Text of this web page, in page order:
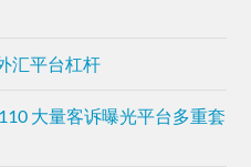
汇平台杠杆
大量客诉曝光平台多重套